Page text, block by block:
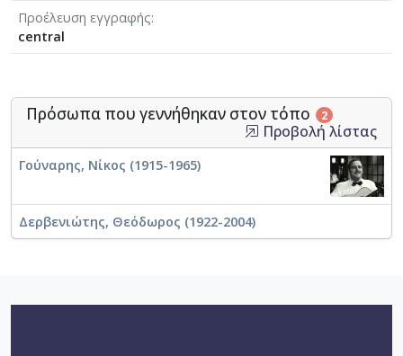
Προέλευση εγγραφής
central
Πρόσωπα που γεννήθηκαν στον τόπο 2
Προβολή λίστας
Γούναρης, Νίκος (1915-1965)
Δερβενιώτης, Θεόδωρος (1922-2004)